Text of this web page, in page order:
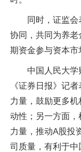
同时，证监
协同，共同为养
期资金参与资本市
中国人民大
《证券日报》记
力量，鼓励更多
动性；另一方面
力量，推动A股投
司质量，有利于中